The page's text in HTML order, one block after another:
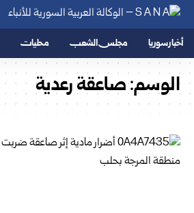
أخبار سوريا مجلس الشعب محليات
الوسم:صاعقة رعدية